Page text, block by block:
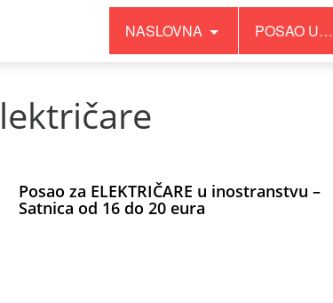
NASLOVNA POSAO U…
Posao za ELEKTRIČARE u inostranstvu –
Satnica od 16 do 20 eura